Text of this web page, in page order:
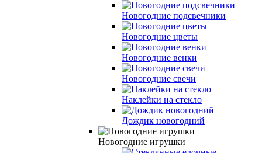
Новогодние подсвечники
Новогодние цветы
Новогодние венки
Новогодние свечи
Наклейки на стекло
Дождик новогодний
Новогодние игрушки